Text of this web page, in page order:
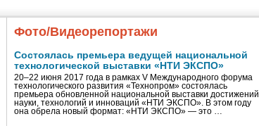
Фото/Видеорепортажи
Состоялась премьера ведущей национальной
технологической выставки «НТИ ЭКСПО»
20–22 июня 2017 года в рамках V Международного форума
технологического развития «Технопром» состоялась
премьера обновленной национальной выставки достижений
науки, технологий и инноваций «НТИ ЭКСПО». В этом году
она обрела новый формат: «НТИ ЭКСПО» — это …